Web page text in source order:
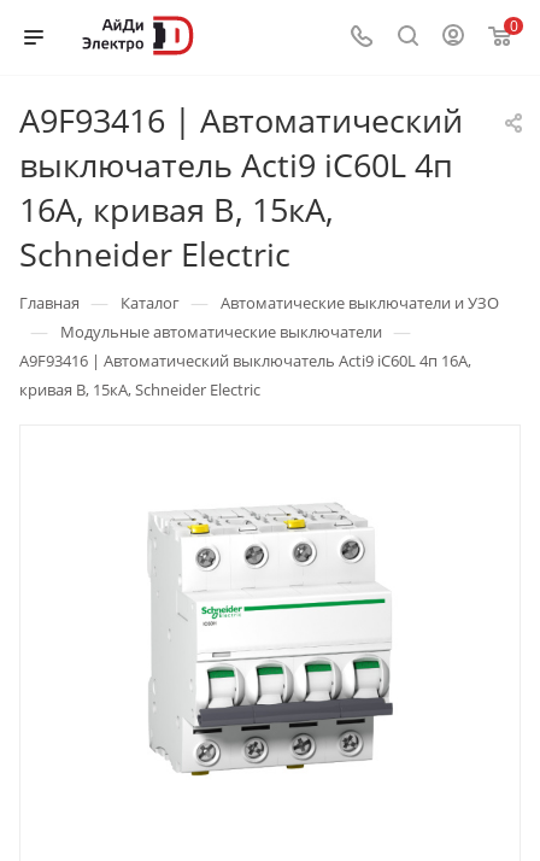
0
A9F93416 | Автоматический
выключатель Acti9 iC60L 4п
16А, кривая B, 15кА,
Schneider Electric
Главная — Каталог — Автоматические выключатели и УЗО
— Модульные автоматические выключатели —
A9F93416 | Автоматический выключатель Acti9 iC60L 4п 16А,
кривая B, 15кА, Schneider Electric